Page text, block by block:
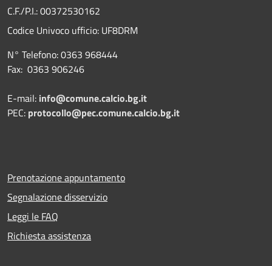
C.F./P.I.: 00372530162
Codice Univoco ufficio: UF8DRM
N° Telefono: 0363 968444
Fax: 0363 906246
E-mail: info@comune.calcio.bg.it
PEC: protocollo@pec.comune.calcio.bg.it
Prenotazione appuntamento
Segnalazione disservizio
Leggi le FAQ
Richiesta assistenza